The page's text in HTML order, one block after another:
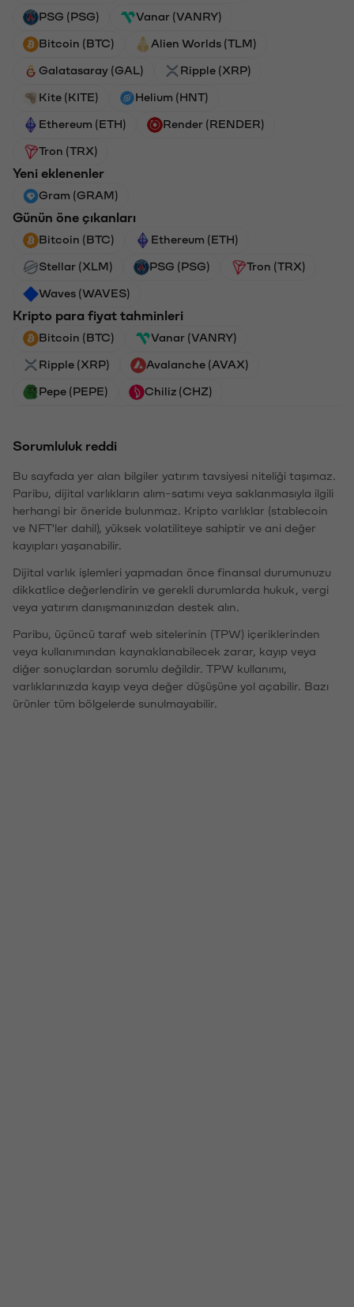
PSG (PSG) Vanar (VANRY)
Bitcoin (BTC) Alien Worlds (TLM)
Galatasaray (GAL) Ripple (XRP)
Kite (KITE) Helium (HNT)
Ethereum (ETH) Render (RENDER)
Tron (TRX)
Yeni eklenenler
Gram (GRAM)
Günün öne çıkanları
Bitcoin (BTC) Ethereum (ETH)
Stellar (XLM) PSG (PSG) Tron (TRX)
Waves (WAVES)
Kripto para fiyat tahminleri
Bitcoin (BTC) Vanar (VANRY)
Ripple (XRP) Avalanche (AVAX)
Pepe (PEPE) Chiliz (CHZ)
Sorumluluk reddi
Bu sayfada yer alan bilgiler yatırım tavsiyesi niteliği taşımaz.
Paribu, dijital varlıkların alım-satımı veya saklanmasıyla ilgili
herhangi bir öneride bulunmaz. Kripto varlıklar (stablecoin
ve NFT'ler dahil), yüksek volatiliteye sahiptir ve ani değer
kayıpları yaşanabilir.
Dijital varlık işlemleri yapmadan önce finansal durumunuzu
dikkatlice değerlendirin ve gerekli durumlarda hukuk, vergi
veya yatırım danışmanınızdan destek alın.
Paribu, üçüncü taraf web sitelerinin (TPW) içeriklerinden
veya kullanımından kaynaklanabilecek zarar, kayıp veya
diğer sonuçlardan sorumlu değildir. TPW kullanımı,
varlıklarınızda kayıp veya değer düşüşüne yol açabilir. Bazı
ürünler tüm bölgelerde sunulmayabilir.